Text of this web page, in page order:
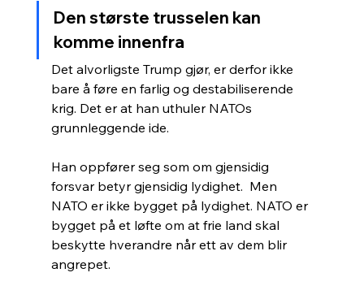
Den største trusselen kan
komme innenfra
Det alvorligste Trump gjør, er derfor ikke
bare å føre en farlig og destabiliserende
krig. Det er at han uthuler NATOs
grunnleggende ide.
Han oppfører seg som om gjensidig
forsvar betyr gjensidig lydighet.  Men
NATO er ikke bygget på lydighet. NATO er
bygget på et løfte om at frie land skal
beskytte hverandre når ett av dem blir
angrepet.